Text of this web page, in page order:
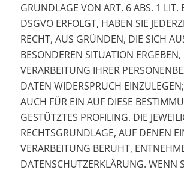
GRUNDLAGE VON ART. 6 ABS. 1 LIT.
DSGVO ERFOLGT, HABEN SIE
RECHT, AUS GRÜNDEN, DIE SICH
BESONDEREN SITUATION
VERARBEITUNG IHRER
DATEN WIDERSPRUCH
AUCH FÜR EIN AUF DIESE
GESTÜTZTES PROFILING. DIE
RECHTSGRUNDLAGE, AUF DENEN
VERARBEITUNG BERUHT,
DATENSCHUTZERKLÄRUNG. WENN